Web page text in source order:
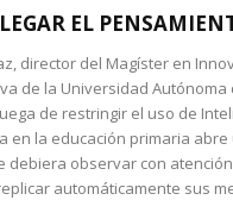
EL
director del Magíster en
de la Universidad Autónoma
de restringir el uso de
en la educación primaria abre
debiera observar con
automáticamente sus